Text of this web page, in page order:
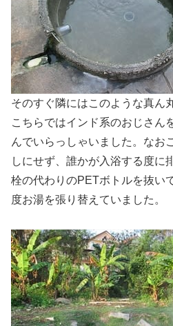
そのすぐ隣にはこのような真ん
こちらではインド系のおじさん
んでいらっしゃいました。なお
しにせず、誰かが入浴する度に
栓の代わりのPETボトルを抜い
度お湯を張り替えていました。